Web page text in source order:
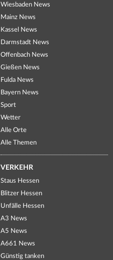
Wiesbaden News
Mainz News
Kassel News
Darmstadt News
Offenbach News
Gießen News
Fulda News
Bayern News
Sport
Wetter
Alle Orte
Alle Themen
VERKEHR
Staus Hessen
Blitzer Hessen
Unfälle Hessen
A3 News
A5 News
A661 News
Günstig tanken